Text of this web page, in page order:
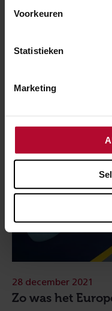
Voorkeuren
Statistieken
Marketing
Duurzaamheid
Zo was het
28 december 2021